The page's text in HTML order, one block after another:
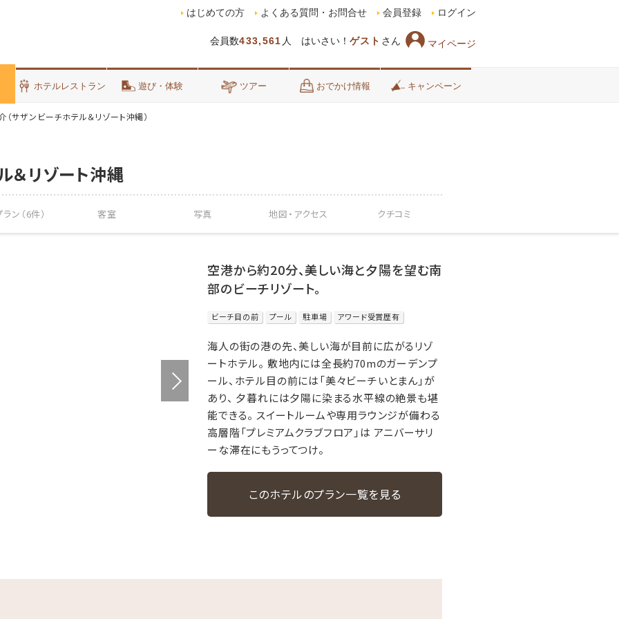
会員数433,561 人 はいさい！ ゲスト さん マイページ
はじめての方 よくある質問・お問合せ 会員登録 ログイン
ホテルレストラン 遊び・体験 ツアー おでかけ情報 キャンペーン
（サザンビーチホテル＆リゾート沖縄）
＆リゾート沖縄
ン（6件） 客室 写真 地図・ アクセス クチコミ
空港から約20分、美しい海と夕陽を望む南
部のビーチリゾート。
ビーチ目の前 プール 駐車場 アワード受賞歴有
海人の街の港の先、美しい海が目前に広がるリゾ
ートホテル。 敷地内には全長約70mのガーデンプ
ール、ホテル目の前には「美々ビーチいとまん」が
あり、 夕暮れには夕陽に染まる水平線の絶景も堪
能できる。 スイートルームや専用ラウンジが備わる
高層階「プレミアムクラブフロア」は アニバーサリ
ーな滞在にもうってつけ。
このホテルのプラン一覧を見る